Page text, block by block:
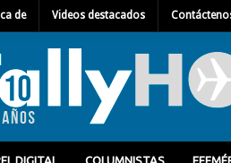
de Videos destacados
DIGITAL COLUMNISTAS